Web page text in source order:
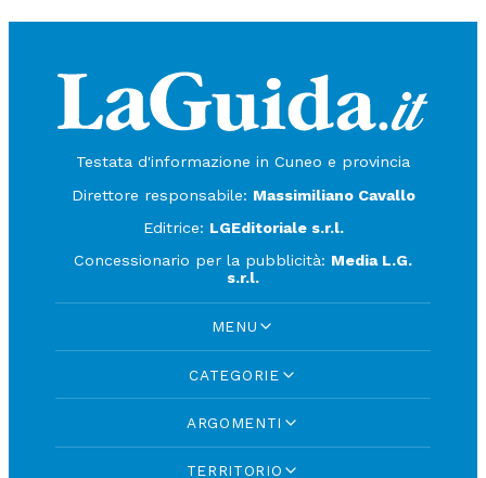
Testata d'informazione in Cuneo e provincia
Direttore responsabile: Massimiliano Cavallo
Editrice: LGEditoriale s.r.l.
Concessionario per la pubblicità: Media L.G.
s.r.l.
MENU
CATEGORIE
ARGOMENTI
TERRITORIO